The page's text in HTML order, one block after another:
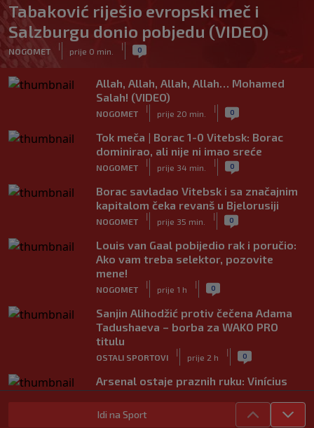
Tabaković riješio evropski meč i
Salzburgu donio pobjedu (VIDEO)
NOGOMET
|
prije 0 min.
| 0
Allah, Allah, Allah, Allah… Mohamed
Salah! (VIDEO)
NOGOMET
|
prije 20 min.
| 0
Tok meča | Borac 1-0 Vitebsk: Borac
dominirao, ali nije ni imao sreće
NOGOMET
|
prije 34 min.
| 0
Borac savladao Vitebsk i sa značajnim
kapitalom čeka revanš u Bjelorusiji
NOGOMET
|
prije 35 min.
| 0
Louis van Gaal pobijedio rak i poručio:
Ako vam treba selektor, pozovite
mene!
NOGOMET
|
prije 1 h
| 0
Sanjin Alihodžić protiv čečena Adama
Tadushaeva – borba za WAKO PRO
titulu
OSTALI SPORTOVI
|
prije 2 h
| 0
Arsenal ostaje praznih ruku: Vinícius
Júnior i Real Madrid postigli dogovor
NOGOMET
Idi na Sport